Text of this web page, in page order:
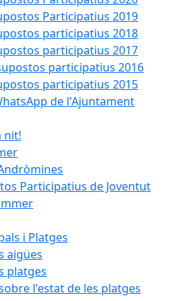
Participatius 2019
participatius 2018
participatius 2017
participatius 2016
participatius 2015
de l'Ajuntament
nit!
Participatius de Joventut
i Platges
aigües
platges
l'estat de les platges